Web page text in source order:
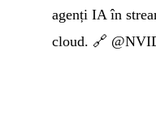
agenți IA în
cloud. 🔗